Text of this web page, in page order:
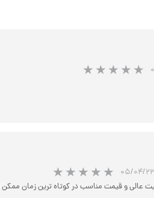
۰۴/۲۳
عالی و قیمت مناسب در کوتاه ترین زمان